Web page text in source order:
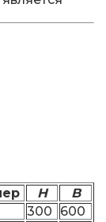
H
B
300
600